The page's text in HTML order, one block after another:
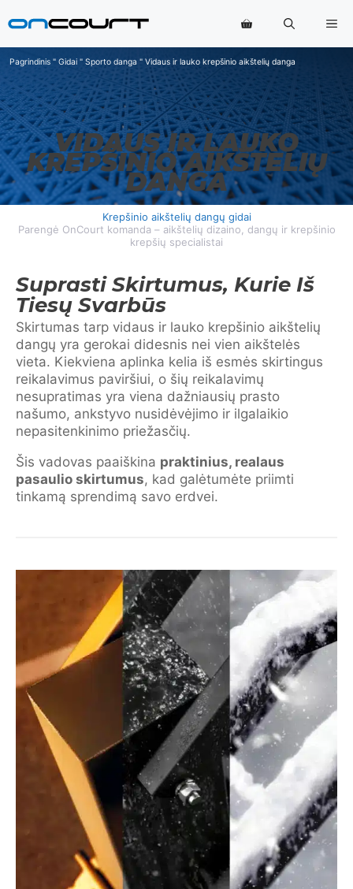
prie
Pagrindinis " Gidai " Sporto danga " Vidaus ir lauko krepšinio aikštelių danga
VIDAUS IR LAUKO
KREPŠINIO AIKŠTELIŲ
DANGA
Krepšinio aikštelių dangų gidai
Parengė OnCourt komanda – aikštelių dizaino, dangų ir krepšinio
krepšių specialistai
Suprasti Skirtumus, Kurie Iš
Tiesų Svarbūs
Skirtumas tarp vidaus ir lauko krepšinio aikštelių
dangų yra gerokai didesnis nei vien aikštelės
vieta. Kiekviena aplinka kelia iš esmės skirtingus
reikalavimus paviršiui, o šių reikalavimų
nesupratimas yra viena dažniausių prasto
našumo, ankstyvo nusidėvėjimo ir ilgalaikio
nepasitenkinimo priežasčių.
Šis vadovas paaiškina praktinius, realaus
pasaulio skirtumus, kad galėtumėte priimti
tinkamą sprendimą savo erdvei.